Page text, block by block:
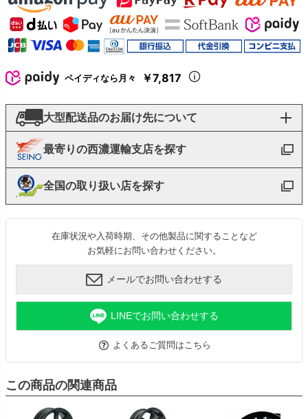
ペイディなら月々 ￥7,817
大型配送品のお届け先について
最寄りの西濃運輸支店を探す
全国の取り扱い店を探す
在庫状況や入荷時期、その他製品に関することなど
お気軽にお問い合わせください。
メールでお問い合わせする
LINEでお問い合わせする
よくあるご質問はこちら
この商品の関連商品